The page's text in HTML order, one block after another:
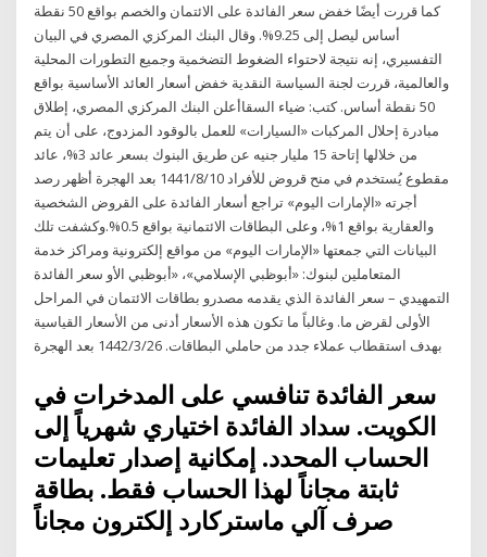
كما قررت أيضًا خفض سعر الفائدة على الائتمان والخصم بواقع 50 نقطة
أساس ليصل إلى 9.25%. وقال البنك المركزي المصري في البيان
التفسيري، إنه نتيجة لاحتواء الضغوط التضخمية وجميع التطورات المحلية
والعالمية، قررت لجنة السياسة النقدية خفض أسعار العائد الأساسية بواقع
50 نقطة أساس. كتب: ضياء السقاأعلن البنك المركزي المصري، إطلاق
مبادرة إحلال المركبات «السيارات» للعمل بالوقود المزدوج، على أن يتم
من خلالها إتاحة 15 مليار جنيه عن طريق البنوك بسعر عائد 3%، عائد
مقطوع يُستخدم في منح قروض للأفراد 10‏‏/8‏‏/1441 بعد الهجرة أظهر رصد
أجرته «الإمارات اليوم» تراجع أسعار الفائدة على القروض الشخصية
والعقارية بواقع 1%، وعلى البطاقات الائتمانية بواقع 0.5%.وكشفت تلك
البيانات التي جمعتها «الإمارات اليوم» من مواقع إلكترونية ومراكز خدمة
المتعاملين لبنوك: «أبوظبي الإسلامي»، «أبوظبي الأو سعر الفائدة
التمهيدي – سعر الفائدة الذي يقدمه مصدرو بطاقات الائتمان في المراحل
الأولى لقرض ما. وغالباً ما تكون هذه الأسعار أدنى من الأسعار القياسية
بهدف استقطاب عملاء جدد من حاملي البطاقات. 26‏‏/3‏‏/1442 بعد الهجرة
سعر الفائدة تنافسي على المدخرات في
الكويت. سداد الفائدة اختياري شهرياً إلى
الحساب المحدد. إمكانية إصدار تعليمات
ثابتة مجاناً لهذا الحساب فقط. بطاقة
صرف آلي ماستركارد إلكترون مجاناً